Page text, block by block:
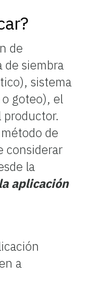
de
de siembra
sistema
goteo), el
de
considerar
la
la aplicación
a